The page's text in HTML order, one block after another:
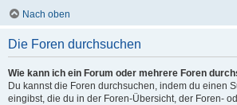
Nach oben
Die Foren durchsuchen
Wie kann ich ein Forum oder mehrere Foren
Du kannst die Foren durchsuchen, indem du einen
eingibst, die du in der Foren-Übersicht, der Foren-